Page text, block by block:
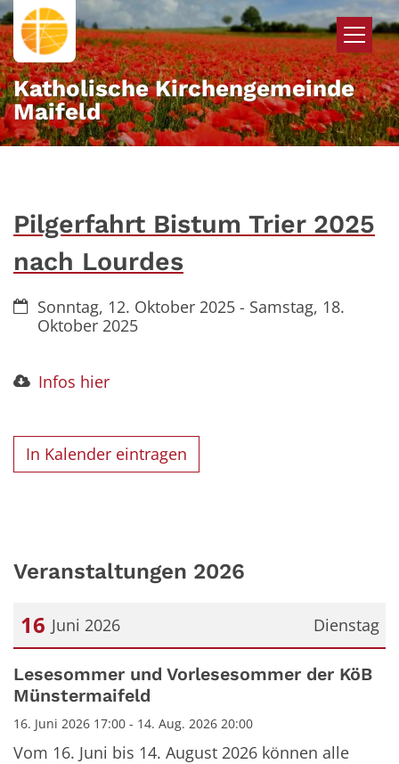
Zum Inhalt springen
Katholische Kirchengemeinde
Maifeld
Pilgerfahrt Bistum Trier 2025
nach Lourdes
Datum:
Sonntag, 12. Oktober 2025 - Samstag, 18.
Oktober 2025
Infos hier
In Kalender eintragen
Veranstaltungen 2026
Dienstag
16 Juni 2026
Datum: 16. Juni 2026
Lesesommer und Vorlesesommer der KöB
Münstermaifeld
16. Juni 2026 17:00 - 14. Aug. 2026 20:00
Vom 16. Juni bis 14. August 2026 können alle